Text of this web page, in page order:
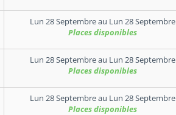
Lun 28 Septembreau Lun 28 Septembre
Places disponibles
Lun 28 Septembreau Lun 28 Septembre
Places disponibles
Lun 28 Septembreau Lun 28 Septembre
Places disponibles